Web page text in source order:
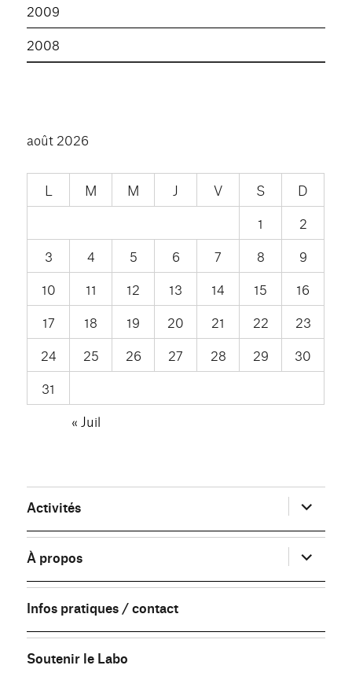
2009
2008
août 2026
L M M J V S
D
1
2
3
4 5 6 7 8
9
10
11 12 13 14 15
16
17
18 19 20 21 22
23
24
25 26 27 28 29
30
31
« Juil
Activités ouvrir
le
sous-
menu
À propos
ouvrir
le
sous-
menu
Infos pratiques / contact
Soutenir le Labo